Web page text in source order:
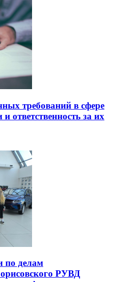
требований в сфере
ответственность за их
по делам
РУВД